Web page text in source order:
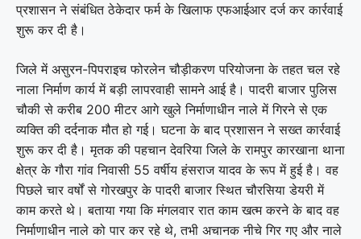
प्रशासन ने संबंधित ठेकेदार फर्म के खिलाफ एफआईआर दर्ज कर कार्रवाई
शुरू कर दी है।
जिले में असुरन-पिपराइच फोरलेन चौड़ीकरण परियोजना के तहत चल रहे
नाला निर्माण कार्य में बड़ी लापरवाही सामने आई है। पादरी बाजार पुलिस
चौकी से करीब 200 मीटर आगे खुले निर्माणाधीन नाले में गिरने से एक
व्यक्ति की दर्दनाक मौत हो गई। घटना के बाद प्रशासन ने सख्त कार्रवाई
शुरू कर दी है। मृतक की पहचान देवरिया जिले के रामपुर कारखाना थाना
क्षेत्र के गौरा गांव निवासी 55 वर्षीय हंसराज यादव के रूप में हुई है। वह
पिछले चार वर्षों से गोरखपुर के पादरी बाजार स्थित चौरसिया डेयरी में
काम करते थे। बताया गया कि मंगलवार रात काम खत्म करने के बाद वह
निर्माणाधीन नाले को पार कर रहे थे, तभी अचानक नीचे गिर गए और नाले